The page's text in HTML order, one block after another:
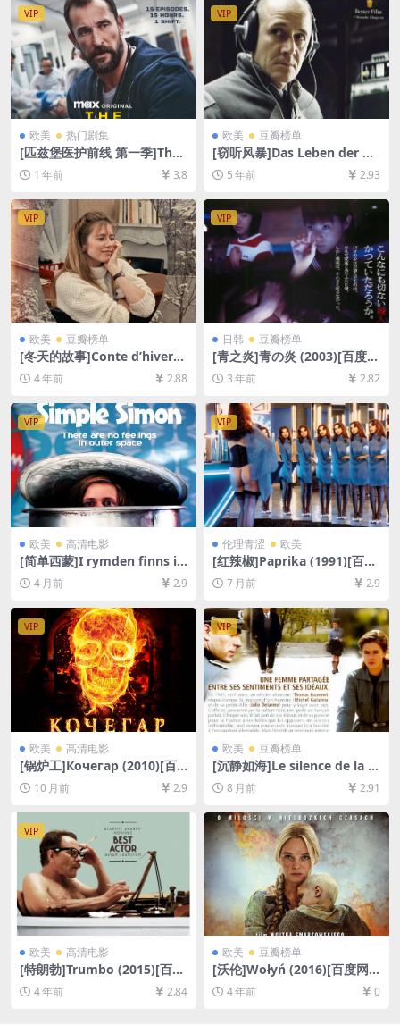
VIP
欧美 热门剧集
[匹兹堡医护前线 第一季]The
Pitt Season 1 (2025)[百度网
盘+夸克网盘4K超清未删减资
42GB][中英字幕]
1 年前 3.8
VIP
欧美 豆瓣榜单
[窃听风暴]Das Leben der An
deren (2006)[百度网盘+夸克
网盘+迅雷云盘资源1080P超
中字]
5 年前 2.93
VIP
欧美 豆瓣榜单
[冬天的故事]Conte d’hiver
(1992)[百度网盘+迅雷云盘资
源1080P超清未删减][MP4/6
GB][中文字幕]
4 年前 2.88
VIP
日韩 豆瓣榜单
[青之炎]青の炎 (2003)[百度网
盘+夸克网盘1080P超清未删
减资源][网盘在线播放/下载]
[MP4/7.4GB][中文字幕]
3 年前 2.82
VIP
欧美 高清电影
[简单西蒙]I rymden finns in
ga känslor (2010)[百度网盘
+夸克网盘1080P超清未删减
资源][网盘在线播放/下载][MP
4/5.8GB][中文字幕]
4 月前 2.9
VIP
伦理青涩 欧美
[红辣椒]Paprika (1991)[百度
网盘+夸克网盘1080P超清未
删减资源][网盘下载][MP4/8G
B][中文字幕]【手机/平板无法
在线播放，请使用电脑下载防
和谐压缩包（含解压密码）】
7 月前 2.9
VIP
欧美 高清电影
[锅炉工]Кочегар (2010)[百
度网盘+夸克网盘1080P超清
未删减资源][网盘在线播放/下
10 月前 2.9
VIP
欧美 豆瓣榜单
[沉静如海]Le silence de la m
er (2004)[百度网盘+夸克网盘
1080P超清未删减资源][网盘
[中文字幕]
8 月前 2.91
VIP
欧美 高清电影
[特朗勃]Trumbo (2015)[百度
网盘+迅雷云盘资源1080P超
清未删减][MP4/8GB][中英字
4 年前 2.84
欧美 豆瓣榜单
[沃伦]Wołyń (2016)[百度网
盘+迅雷云盘资源1080P超清]
[MP4/9.8GB][中英字幕]
4 年前 0